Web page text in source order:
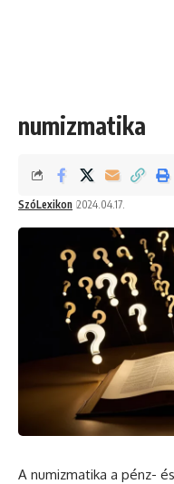
numizmatika
SzóLexikon 2024.04.17.
A numizmatika a pénz- és